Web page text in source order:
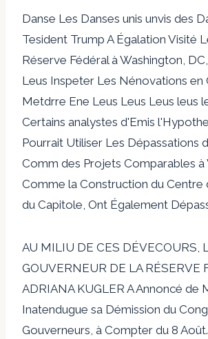
Danse Les Danses unis unvis des
Tesident Trump A Égalation Visité
Réserve Fédéral à Washington,
Leus Inspeter Les Nénovations en
Metdrre Ene Leus Leus Leus leus
Certains analystes d'Emis
Pourrait Utiliser Les Dépassations
Comm des Projets Comparables à
Comme la Construction du Centre
du Capitole, Ont Également
AU MILIU DE CES DÉVECOURS,
GOUVERNEUR DE LA RÉSERVE
ADRIANA KUGLER A Annoncé de
Inatendugue sa Démission du
Gouverneurs, à Compter du 8